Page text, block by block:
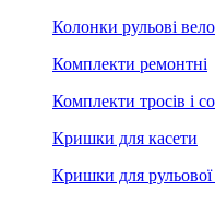
Колонки рульові
Комплекти ремонтні
Комплекти тросів і
Кришки для касети
Кришки для